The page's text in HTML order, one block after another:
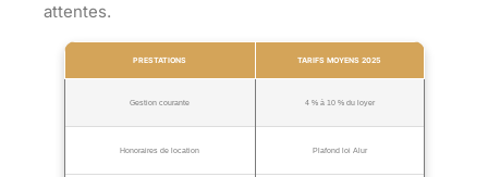
attentes.
PRESTATIONS TARIFS MOYENS 2025
Gestion courante 4 % à 10 % du loyer
Honoraires de location Plafond loi Alur